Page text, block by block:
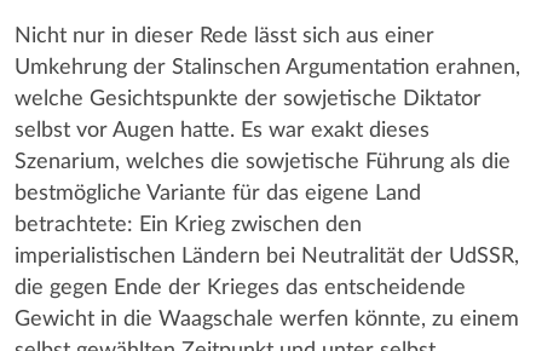
Nicht nur in dieser Rede lässt sich aus einer
Umkehrung der Stalinschen Argumentation erahnen,
welche Gesichtspunkte der sowjetische Diktator
selbst vor Augen hatte. Es war exakt dieses
Szenarium, welches die sowjetische Führung als die
bestmögliche Variante für das eigene Land
betrachtete: Ein Krieg zwischen den
imperialistischen Ländern bei Neutralität der UdSSR,
die gegen Ende der Krieges das entscheidende
Gewicht in die Waagschale werfen könnte, zu einem